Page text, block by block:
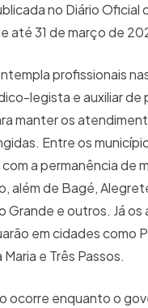
no Diário Oficial
até 31 de março de
profissionais
legista e auxiliar de
manter os
Entre os
a permanência de
além de Bagé,
Grande e outros. Já os
em cidades como
e Três Passos.
ocorre enquanto o